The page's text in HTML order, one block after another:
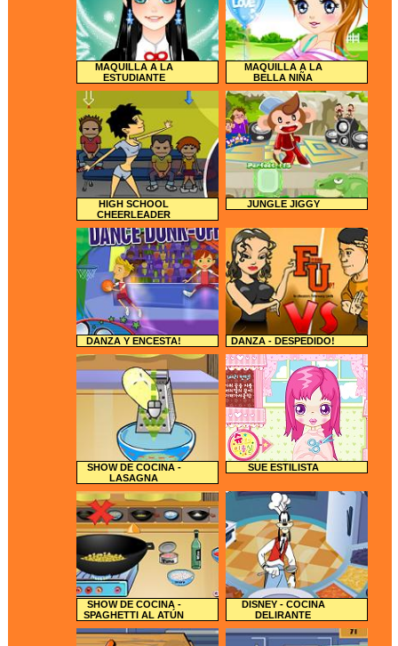
MAQUILLA A LA
ESTUDIANTE
MAQUILLA A LA
BELLA NIÑA
HIGH SCHOOL
CHEERLEADER
JUNGLE JIGGY
DANZA Y ENCESTA! DANZA - DESPEDIDO!
SHOW DE COCINA -
LASAGNA
SUE ESTILISTA
SHOW DE COCINA -
SPAGHETTI AL ATÚN
DISNEY - COCINA
DELIRANTE